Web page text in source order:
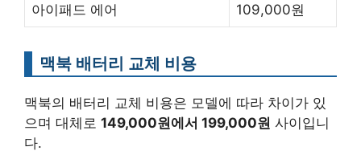
아이패드 에어 109,000원
맥북 배터리 교체 비용
맥북의 배터리 교체 비용은 모델에 따라 차이가 있
으며 대체로 149,000원에서 199,000원 사이입니
다.